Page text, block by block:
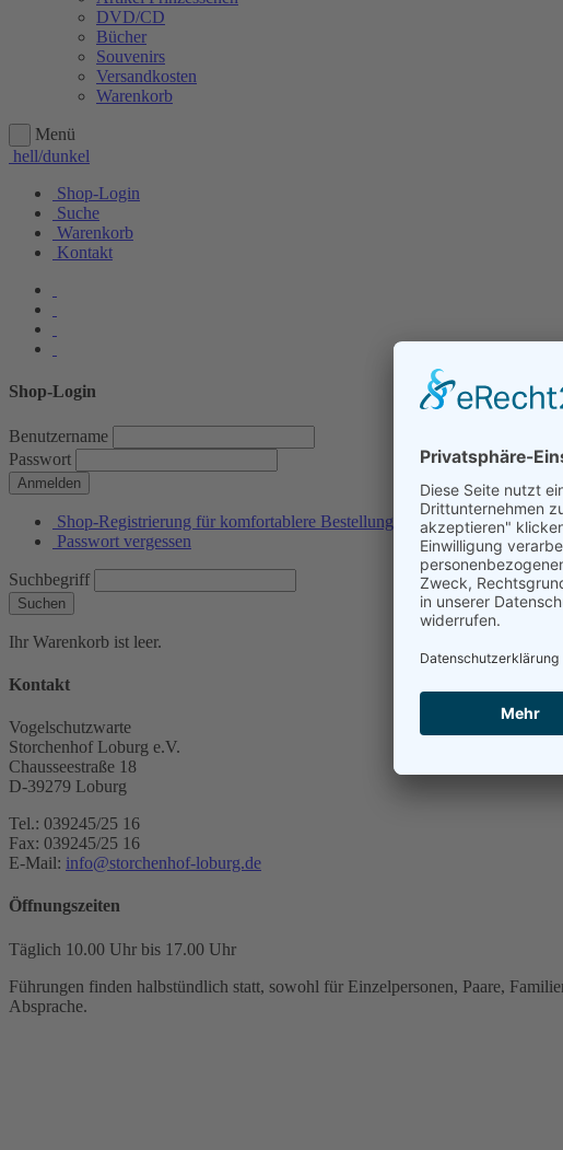
DVD/CD
Bücher
Souvenirs
Versandkosten
Warenkorb
Menü
hell/dunkel
Shop-Login
Suche
Warenkorb
Kontakt
Shop-Login
Benutzername
Passwort
Anmelden
Shop-Registrierung für komfortablere Bestellungen
Passwort vergessen
Suchbegriff
Suchen
Ihr Warenkorb ist leer.
Kontakt
Vogelschutzwarte
Storchenhof Loburg e.V.
Chausseestraße 18
D-39279 Loburg
Tel.: 039245/25 16
Fax: 039245/25 16
E-Mail: info@storchenhof-loburg.de
Öffnungszeiten
Täglich 10.00 Uhr bis 17.00 Uhr
Führungen finden halbstündlich statt, sowohl für Einzelpersonen, Paare,
Absprache.